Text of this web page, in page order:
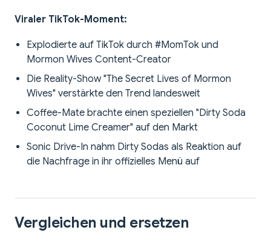
Viraler TikTok-Moment:
Explodierte auf TikTok durch #MomTok und
Mormon Wives Content-Creator
Die Reality-Show "The Secret Lives of Mormon
Wives" verstärkte den Trend landesweit
Coffee-Mate brachte einen speziellen "Dirty Soda
Coconut Lime Creamer" auf den Markt
Sonic Drive-In nahm Dirty Sodas als Reaktion auf
die Nachfrage in ihr offizielles Menü auf
Vergleichen und ersetzen